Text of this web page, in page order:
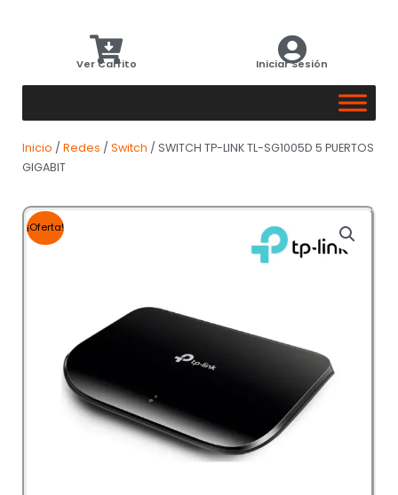
Ver Carrito Iniciar Sesión
Inicio / Redes / Switch / SWITCH TP-LINK TL-SG1005D 5 PUERTOS
GIGABIT
¡Oferta!